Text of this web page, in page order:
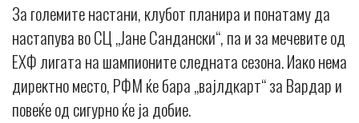
За големите настани, клубот планира и понатаму да
настапува во СЦ „Јане Сандански“, па и за мечевите од
ЕХФ лигата на шампионите следната сезона. Иако нема
директно место, РФМ ќе бара „вајлдкарт“ за Вардар и
повеќе од сигурно ќе ја добие.